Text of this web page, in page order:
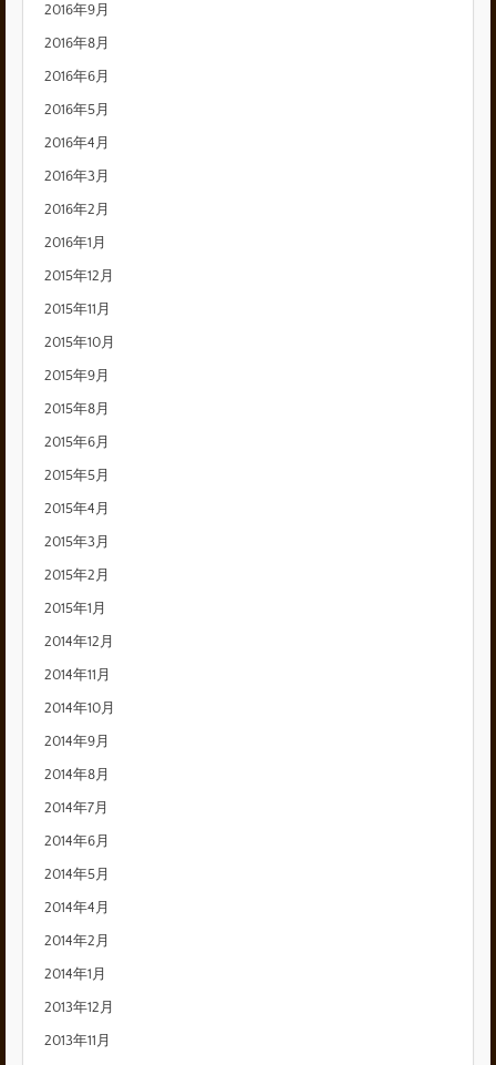
2016年9月
2016年8月
2016年6月
2016年5月
2016年4月
2016年3月
2016年2月
2016年1月
2015年12月
2015年11月
2015年10月
2015年9月
2015年8月
2015年6月
2015年5月
2015年4月
2015年3月
2015年2月
2015年1月
2014年12月
2014年11月
2014年10月
2014年9月
2014年8月
2014年7月
2014年6月
2014年5月
2014年4月
2014年2月
2014年1月
2013年12月
2013年11月